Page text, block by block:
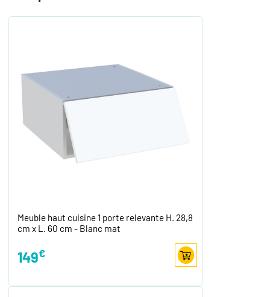
Meuble haut cuisine 1 porte relevante H. 28,8
cm x L. 60 cm - Blanc mat
149€